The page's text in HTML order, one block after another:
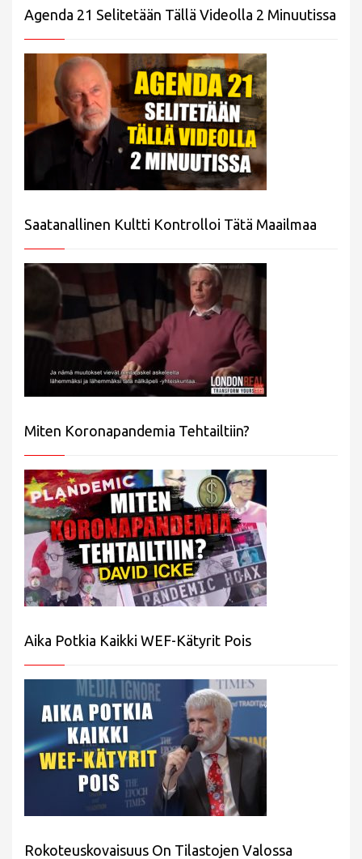
Agenda 21 Selitetään Tällä Videolla 2 Minuutissa
Saatanallinen Kultti Kontrolloi Tätä Maailmaa
Miten Koronapandemia Tehtailtiin?
Aika Potkia Kaikki WEF-Kätyrit Pois
Rokoteuskovaisuus On Tilastojen Valossa